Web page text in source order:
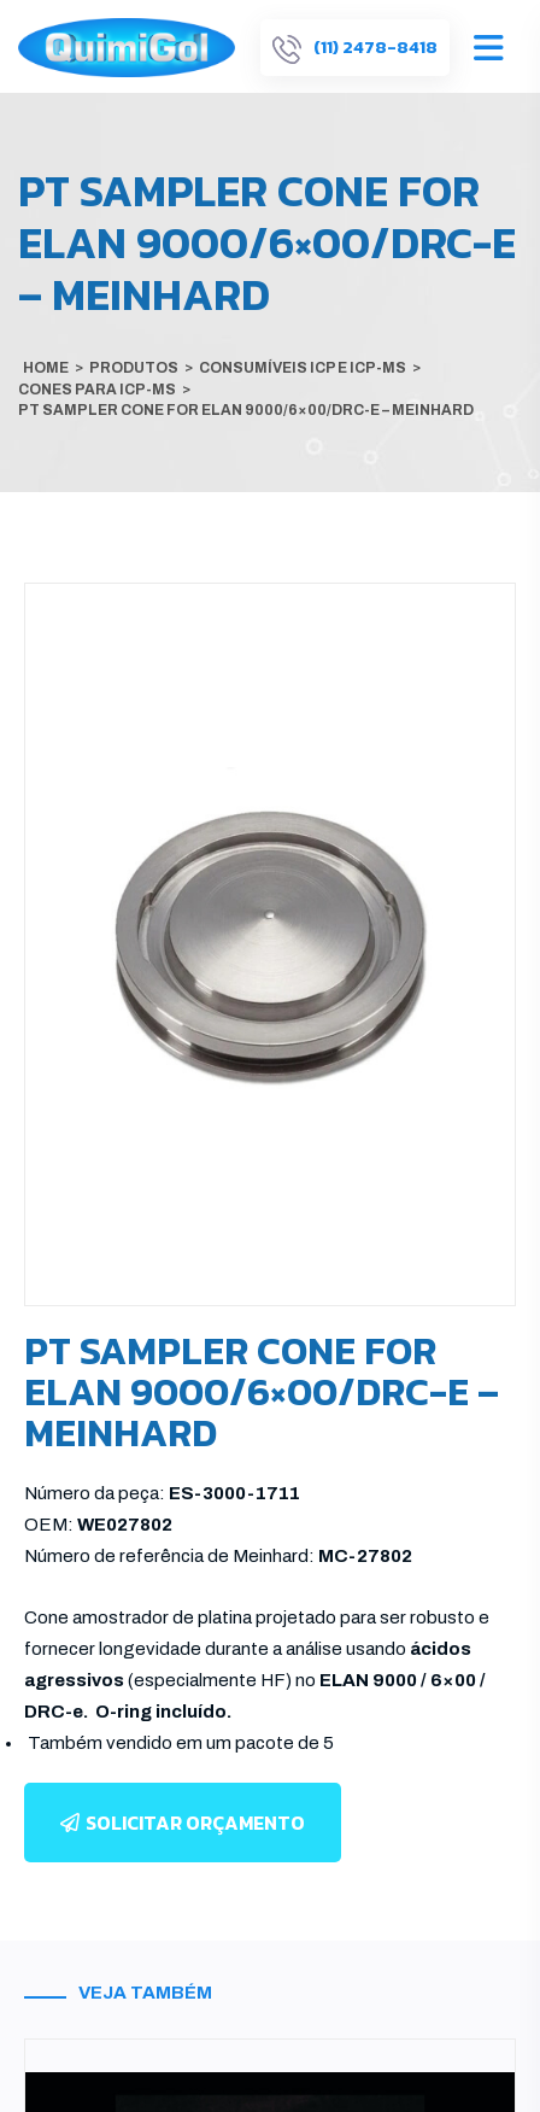
(11) 2478-8418
PT SAMPLER CONE FOR
ELAN 9000/6×00/DRC-E
– MEINHARD
HOME > PRODUTOS > CONSUMÍVEIS ICP E ICP-MS >
CONES PARA ICP-MS >
PT SAMPLER CONE FOR ELAN 9000/6×00/DRC-E – MEINHARD
PT SAMPLER CONE FOR
ELAN 9000/6×00/DRC-E –
MEINHARD
Número da peça: ES-3000-1711
OEM: WE027802
Número de referência de Meinhard: MC-27802
Cone amostrador de platina projetado para ser robusto e
fornecer longevidade durante a análise usando ácidos
agressivos(especialmente HF) no ELAN 9000 / 6×00 /
DRC-e. O-ring incluído.
Também vendido em um pacote de 5
SOLICITAR ORÇAMENTO
VEJA TAMBÉM